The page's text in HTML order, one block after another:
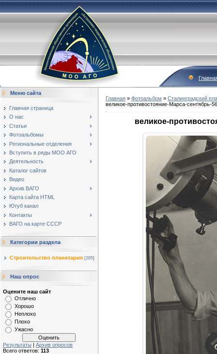
Меню сайта
Главная страница
О нас
Статьи
Фотоальбомы
Региональные отделения
Вступить в ряды МОО АГО
Деятельность
Каталог сайтов
Видео
Архив ВАГО
Карта сайта HTML
Ютуб канал
Контакты
ВАГО на карте СССР
Категории раздела
Строительство планетария [295]
Наш опрос
Оцените наш сайт
Отлично
Хорошо
Неплохо
Плохо
Ужасно
Результаты | Архив опросов
Всего ответов: 113
Главная » Фотоальбом » Сталинградский
великое-противостояние-Марса-сентябрь-
великое-